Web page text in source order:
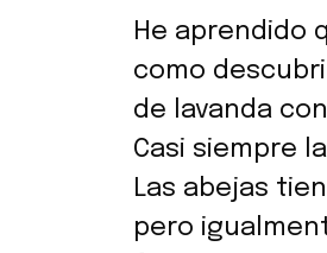
He aprendido
como
de lavanda
Casi siempre
Las abejas
pero